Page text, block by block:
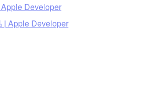
Developer
| Apple Developer